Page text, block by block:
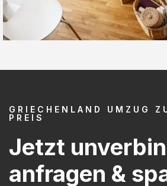
GRIECHENLAND UMZUG
PREIS
Jetzt
anfragen &